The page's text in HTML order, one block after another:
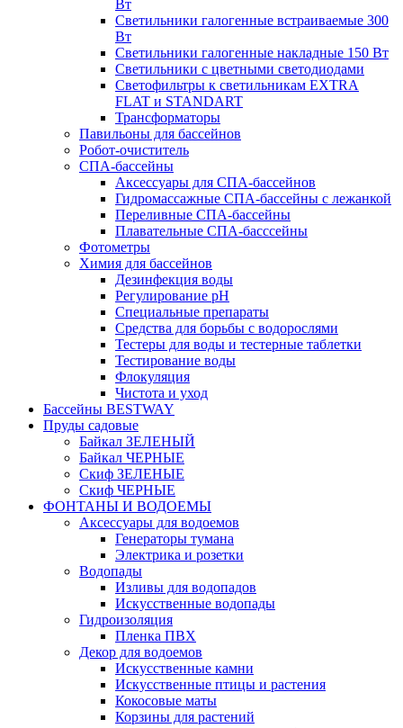
Вт
Светильники галогенные встраиваемые 300
Вт
Светильники галогенные накладные 150 Вт
Светильники с цветными светодиодами
Светофильтры к светильникам EXTRA
FLAT и STANDART
Трансформаторы
Павильоны для бассейнов
Робот-очиститель
СПА-бассейны
Аксессуары для СПА-бассейнов
Гидромассажные СПА-бассейны с лежанкой
Переливные СПА-бассейны
Плавательные СПА-басссейны
Фотометры
Химия для бассейнов
Дезинфекция воды
Регулирование pH
Специальные препараты
Средства для борьбы с водорослями
Тестеры для воды и тестерные таблетки
Тестирование воды
Флокуляция
Чистота и уход
Бассейны BESTWAY
Пруды садовые
Байкал ЗЕЛЕНЫЙ
Байкал ЧЕРНЫЕ
Скиф ЗЕЛЕНЫЕ
Скиф ЧЕРНЫЕ
ФОНТАНЫ И ВОДОЕМЫ
Аксессуары для водоемов
Генераторы тумана
Электрика и розетки
Водопады
Изливы для водопадов
Искусственные водопады
Гидроизоляция
Пленка ПВХ
Декор для водоемов
Искусственные камни
Искусственные птицы и растения
Кокосовые маты
Корзины для растений